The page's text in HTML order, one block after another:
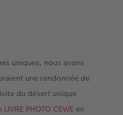
uniques, nous avons
une randonnée de
du désert unique
LIVRE PHOTO CEWE en